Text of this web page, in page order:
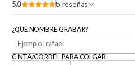
5.0 5 reseñas
¿QUÉ NOMBRE GRABAR?
CINTA/CORDEL PARA COLGAR